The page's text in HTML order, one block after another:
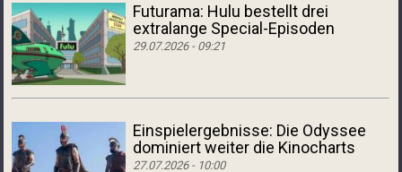
Futurama: Hulu bestellt drei
extralange Special-Episoden
29.07.2026 - 09:21
Einspielergebnisse: Die Odyssee
dominiert weiter die Kinocharts
27.07.2026 - 10:00